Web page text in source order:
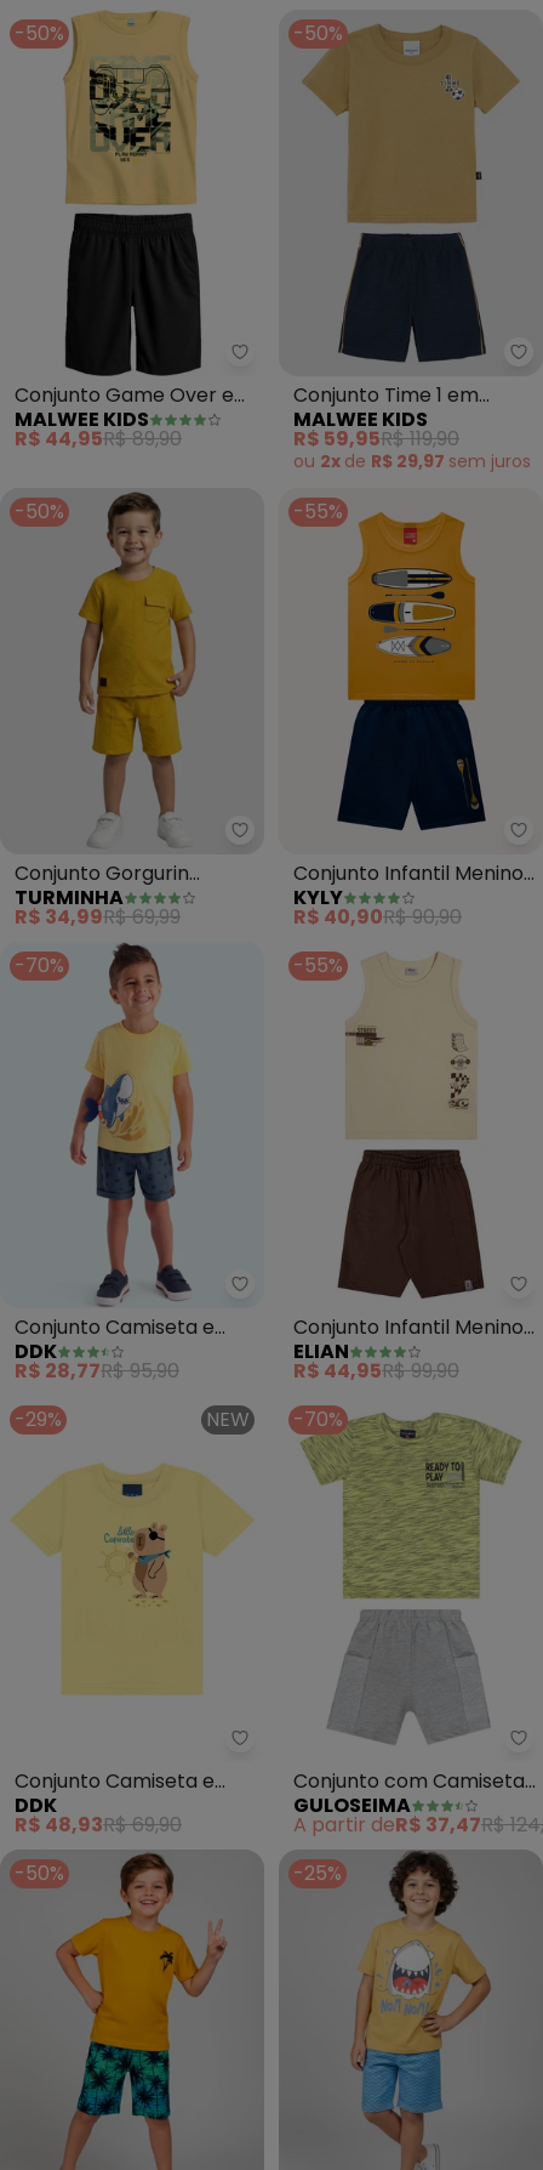
-50%
Malwee Kids - Conjunto Game
Conjunto Game Over em
Moletinho (Amarelo)
MALWEE KIDS
R$ 44,95R$ 89,90
-50%
Conjunto Time 1 em
Moletinho (Amarelo)
MALWEE KIDS
R$ 59,95R$ 119,90
ou 2x de R$ 29,97 sem juros
-50%
Turminha - Conjunto Gorgurin
Conjunto Gorgurin
(Amarelo)
TURMINHA
R$ 34,99R$ 69,99
-55%
Conjunto Infantil Menino
Prancha (Amarelo)
KYLY
R$ 40,90R$ 90,90
-70%
Ddk - Conjunto Camiseta e
Conjunto Camiseta e
Bermuda Infantil
(Amarelo)
DDK
R$ 28,77R$ 95,90
-55%
Conjunto Infantil Menino
Regata Skate (Amarelo)
ELIAN
R$ 44,95R$ 99,90
-29%
NEW
Ddk - Conjunto Camiseta e
Conjunto Camiseta e
Bermuda (Amarelo)
DDK
R$ 48,93R$ 69,90
-70%
Conjunto com Camiseta
e Bermuda (Amarelo)
GULOSEIMA
A partir deR$ 37,47R$
-50%
-25%